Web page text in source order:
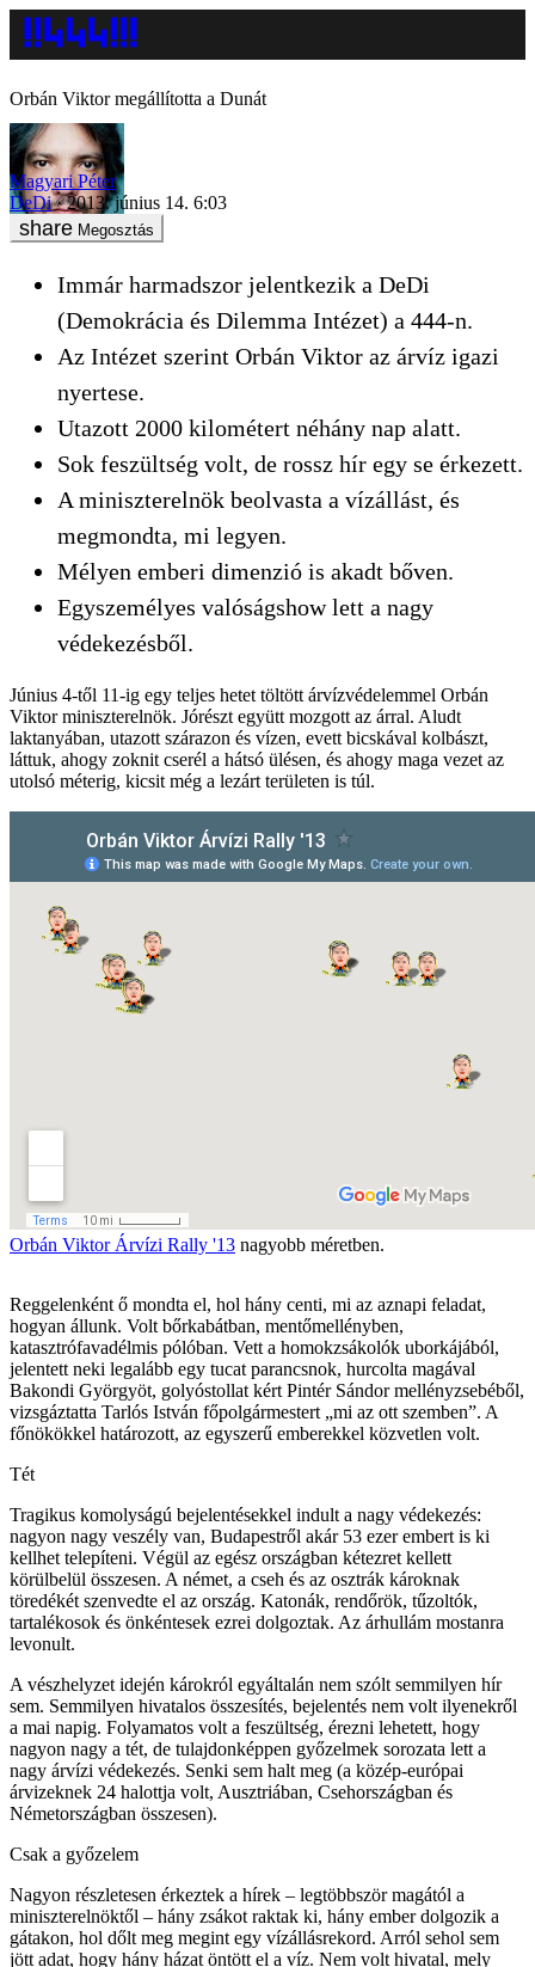
Orbán Viktor megállította a Dunát
Magyari Péter
DeDi
2013. június 14. 6:03
Megosztás
Immár harmadszor jelentkezik a DeDi
(Demokrácia és Dilemma Intézet) a 444-n.
Az Intézet szerint Orbán Viktor az árvíz igazi
nyertese.
Utazott 2000 kilométert néhány nap alatt.
Sok feszültség volt, de rossz hír egy se érkezett.
A miniszterelnök beolvasta a vízállást, és
megmondta, mi legyen.
Mélyen emberi dimenzió is akadt bőven.
Egyszemélyes valóságshow lett a nagy
védekezésből.
Június 4-től 11-ig egy teljes hetet töltött árvízvédelemmel Orbán
Viktor miniszterelnök. Jórészt együtt mozgott az árral. Aludt
laktanyában, utazott szárazon és vízen, evett bicskával kolbászt,
láttuk, ahogy zoknit cserél a hátsó ülésen, és ahogy maga vezet az
utolsó méterig, kicsit még a lezárt területen is túl.
Orbán Viktor Árvízi Rally '13 nagyobb méretben.
Reggelenként ő mondta el, hol hány centi, mi az aznapi feladat,
hogyan állunk. Volt bőrkabátban, mentőmellényben,
katasztrófavadélmis pólóban. Vett a homokzsákolók uborkájából,
jelentett neki legalább egy tucat parancsnok, hurcolta magával
Bakondi Györgyöt, golyóstollat kért Pintér Sándor mellényzsebéből,
vizsgáztatta Tarlós István főpolgármestert „mi az ott szemben”. A
főnökökkel határozott, az egyszerű emberekkel közvetlen volt.
Tét
Tragikus komolyságú bejelentésekkel indult a nagy védekezés:
nagyon nagy veszély van, Budapestről akár 53 ezer embert is ki
kellhet telepíteni. Végül az egész országban kétezret kellett
körülbelül összesen. A német, a cseh és az osztrák károknak
töredékét szenvedte el az ország. Katonák, rendőrök, tűzoltók,
tartalékosok és önkéntesek ezrei dolgoztak. Az árhullám mostanra
levonult.
A vészhelyzet idején károkról egyáltalán nem szólt semmilyen hír
sem. Semmilyen hivatalos összesítés, bejelentés nem volt ilyenekről
a mai napig. Folyamatos volt a feszültség, érezni lehetett, hogy
nagyon nagy a tét, de tulajdonképpen győzelmek sorozata lett a
nagy árvízi védekezés. Senki sem halt meg (a közép-európai
árvizeknek 24 halottja volt, Ausztriában, Csehországban és
Németországban összesen).
Csak a győzelem
Nagyon részletesen érkeztek a hírek – legtöbbször magától a
miniszterelnöktől – hány zsákot raktak ki, hány ember dolgozik a
gátakon, hol dőlt meg megint egy vízállásrekord. Arról sehol sem
jött adat, hogy hány házat öntött el a víz. Nem volt hivatal, mely